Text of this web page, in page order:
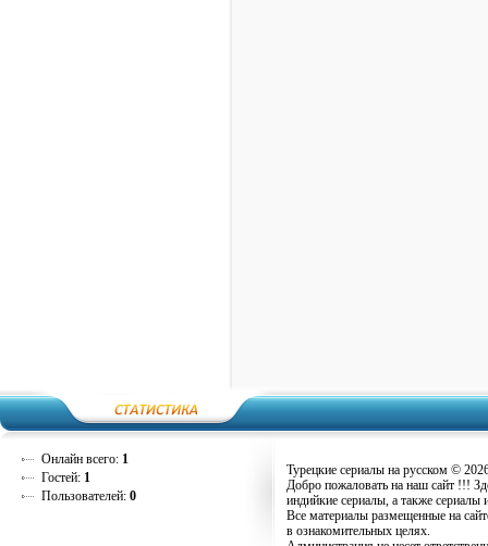
Онлайн всего: 1
Гостей: 1
Пользователей: 0
Турецкие сериалы на русском ©
Добро пожаловать на наш сайт !!!
индийкие сериалы, а также сериалы
Все материалы размещенные на
в ознакомительных целях.